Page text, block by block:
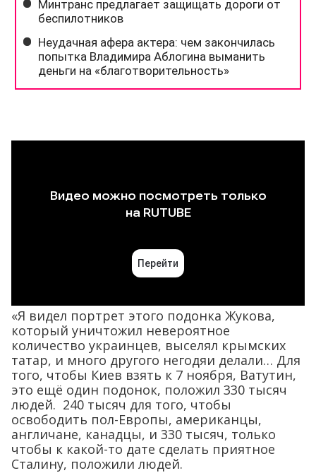
«Я видел портрет этого подонка Жукова,
который уничтожил невероятное
количество украинцев, выселял крымских
татар, и много другого негодяи делали… Для
того, чтобы Киев взять к 7 ноября, Ватутин,
это ещё один подонок, положил 330 тысяч
людей. 240 тысяч для того, чтобы
освободить пол-Европы, американцы,
англичане, канадцы, и 330 тысяч, только
чтобы к какой-то дате сделать приятное
Сталину, положили людей.